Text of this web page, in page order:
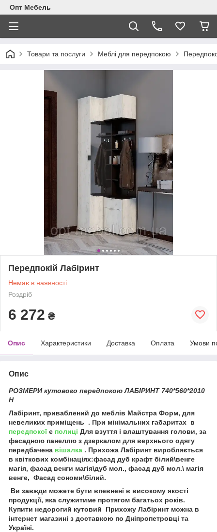
Опт Мебель
Товари та послуги Меблi для передпокою
Передпокій Лабіринт
Немає в наявності
Роздріб
6 272 ₴
Опис Характеристики Доставка Оплата Умови
Опис
РОЗМЕРИ кутового передпокою ЛАБІРИНТ 740*560*2010
Н
Лабіринт, приваблений до меблів Майстра Форм, для
невеликих приміщень . При мінімальних габаритах в
передпокоїє полиці Для взуття і влаштування голови, за
фасадною панеллю з дзеркалом для верхнього одягу
передбачена вішалка . Прихожа Лабіринт виробляється
в квіткових комбінаціях:фасад дуб крафт білий\венге
магія, фасад венги магія\дуб мол., фасад дуб мол.\ магія
венге, Фасад сономи\білий.
Ви завжди можете бути впевнені в високому якості
продукції, яка служитиме протягом багатьох років.
Купити недорогий кутовий Прихожу Лабіринт можна в
інтернет магазині з доставкою по Дніпропетровці та
Україні.